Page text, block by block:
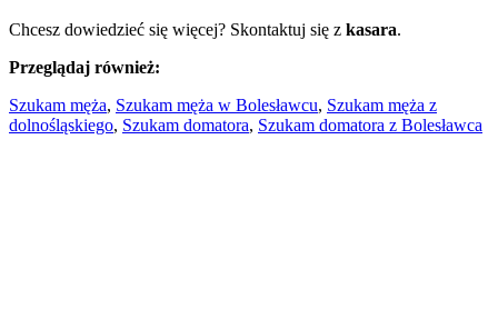
Chcesz dowiedzieć się więcej? Skontaktuj się z kasara.
Przeglądaj również:
Szukam męża, Szukam męża w Bolesławcu, Szukam męża z
dolnośląskiego, Szukam domatora, Szukam domatora z Bolesławca